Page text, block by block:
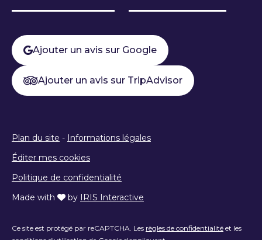
Ajouter un avis sur Google
Ajouter un avis sur TripAdvisor
Plan du site - Informations légales
Éditer mes cookies
Politique de confidentialité
Made with
by IRIS Interactive
Ce site est protégé par reCAPTCHA. Les règles de confidentialité et les